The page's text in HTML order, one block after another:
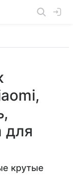
для
крутые